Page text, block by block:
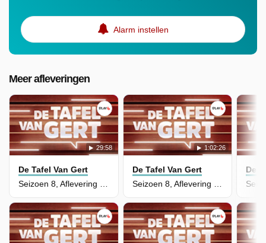
Alarm instellen
Meer afleveringen
29:58
De Tafel Van Gert
Seizoen 8, Aflevering 19 - De Tafel van de Week - 19
1:02:26
De Tafel Van Gert
Seizoen 8, Aflevering 76
De